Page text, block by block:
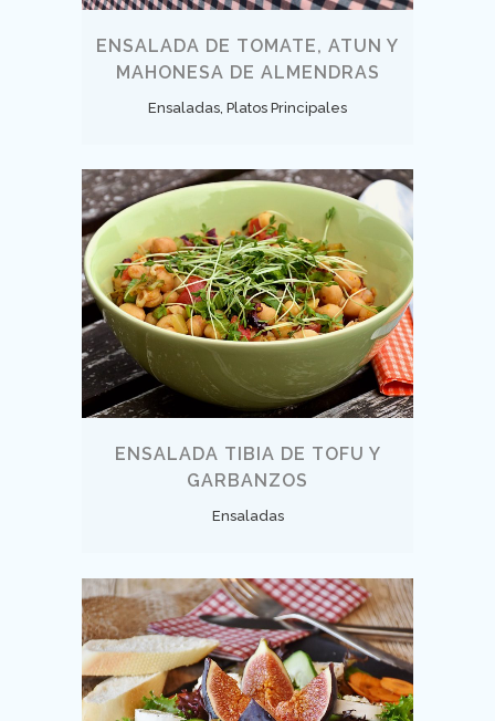
ENSALADA DE TOMATE, ATUN Y
MAHONESA DE ALMENDRAS
Ensaladas, Platos Principales
ENSALADA TIBIA DE TOFU Y
GARBANZOS
Ensaladas